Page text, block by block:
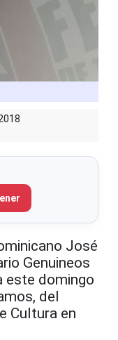
José
Genuineos
este domingo
del
Cultura en